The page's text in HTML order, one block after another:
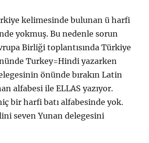
kelimesinde bulunan ü harfi
yokmuş. Bu nedenle sorun
Birliği toplantısında Türkiye
Turkey=Hindi yazarken
önünde bırakın Latin
alfabesi ile ELLAS yazıyor.
bir harfi batı alfabesinde yok.
seven Yunan delegesini